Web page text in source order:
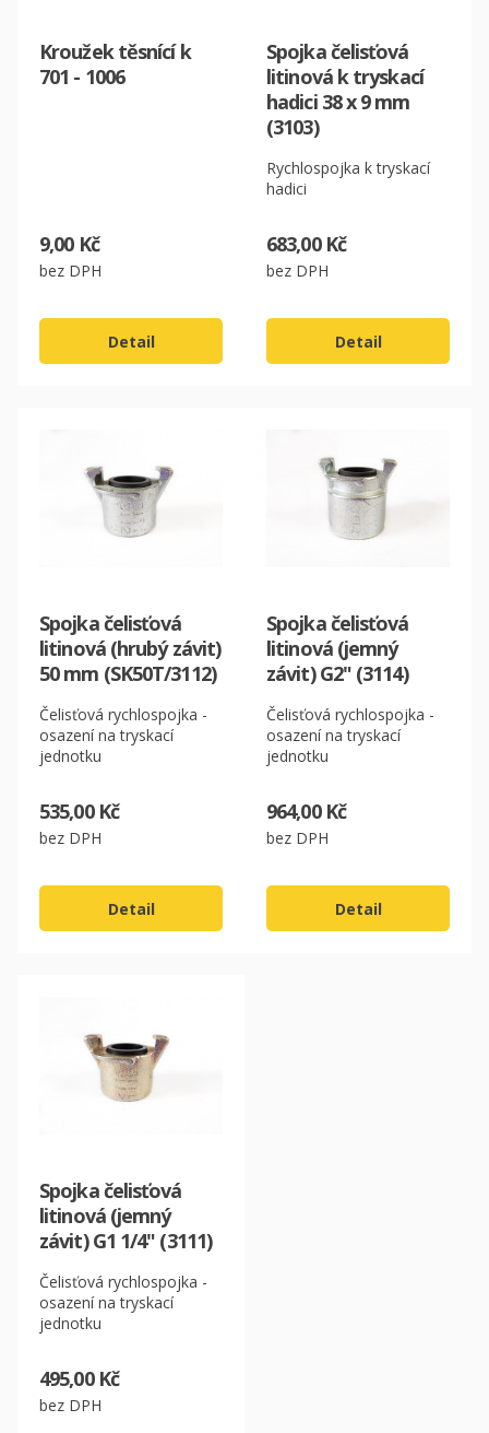
Kroužek těsnící k
701 - 1006
9,00 Kč
bez DPH
Detail
Spojka čelisťová
litinová k tryskací
hadici 38 x 9 mm
(3103)
Rychlospojka k tryskací
hadici
683,00 Kč
bez DPH
Detail
Spojka čelisťová
litinová (hrubý závit)
50 mm (SK50T/3112)
Čelisťová rychlospojka -
osazení na tryskací
jednotku
535,00 Kč
bez DPH
Detail
Spojka čelisťová
litinová (jemný
závit) G2" (3114)
Čelisťová rychlospojka -
osazení na tryskací
jednotku
964,00 Kč
bez DPH
Detail
Spojka čelisťová
litinová (jemný
závit) G1 1/4" (3111)
Čelisťová rychlospojka -
osazení na tryskací
jednotku
495,00 Kč
bez DPH